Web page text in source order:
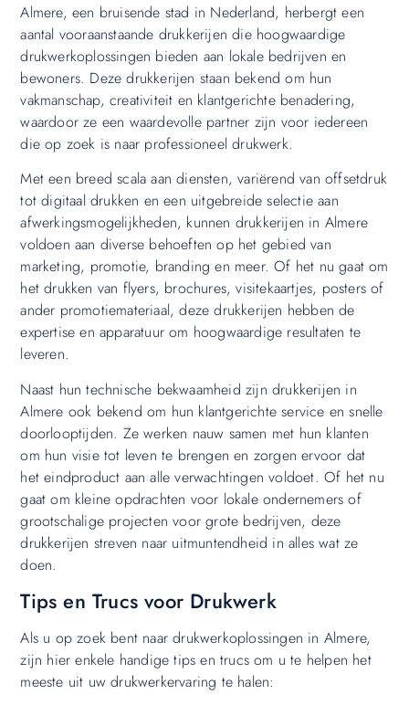
Almere, een bruisende stad in Nederland, herbergt een
aantal vooraanstaande drukkerijen die hoogwaardige
drukwerkoplossingen bieden aan lokale bedrijven en
bewoners. Deze drukkerijen staan bekend om hun
vakmanschap, creativiteit en klantgerichte benadering,
waardoor ze een waardevolle partner zijn voor iedereen
die op zoek is naar professioneel drukwerk.
Met een breed scala aan diensten, variërend van offsetdruk
tot digitaal drukken en een uitgebreide selectie aan
afwerkingsmogelijkheden, kunnen drukkerijen in Almere
voldoen aan diverse behoeften op het gebied van
marketing, promotie, branding en meer. Of het nu gaat om
het drukken van flyers, brochures, visitekaartjes, posters of
ander promotiemateriaal, deze drukkerijen hebben de
expertise en apparatuur om hoogwaardige resultaten te
leveren.
Naast hun technische bekwaamheid zijn drukkerijen in
Almere ook bekend om hun klantgerichte service en snelle
doorlooptijden. Ze werken nauw samen met hun klanten
om hun visie tot leven te brengen en zorgen ervoor dat
het eindproduct aan alle verwachtingen voldoet. Of het nu
gaat om kleine opdrachten voor lokale ondernemers of
grootschalige projecten voor grote bedrijven, deze
drukkerijen streven naar uitmuntendheid in alles wat ze
doen.
Tips en Trucs voor Drukwerk
Als u op zoek bent naar drukwerkoplossingen in Almere,
zijn hier enkele handige tips en trucs om u te helpen het
meeste uit uw drukwerkervaring te halen: